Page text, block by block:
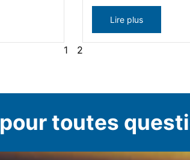
Lire plus
1 2
toutes